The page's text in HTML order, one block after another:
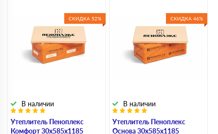
СКИДКА 52%
Утеплитель Пеноплекс
Комфорт 30х585х1185
В наличии
СКИДКА 46%
Утеплитель Пеноплекс
Основа 30х585х1185
В наличии